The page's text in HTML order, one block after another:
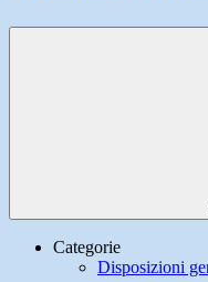
Categorie
Disposizioni